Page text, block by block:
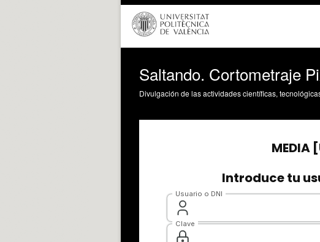
Saltando. Cortometraje
Divulgación de las actividades científicas,